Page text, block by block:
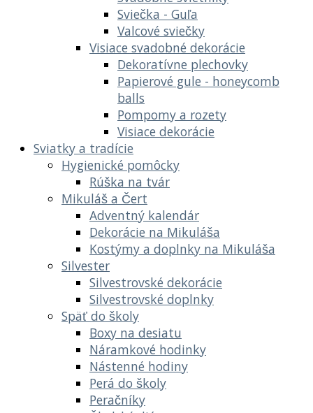
Sviečka - Guľa
Valcové sviečky
Visiace svadobné dekorácie
Dekoratívne plechovky
Papierové gule - honeycomb
balls
Pompomy a rozety
Visiace dekorácie
Sviatky a tradície
Hygienické pomôcky
Rúška na tvár
Mikuláš a Čert
Adventný kalendár
Dekorácie na Mikuláša
Kostýmy a doplnky na Mikuláša
Silvester
Silvestrovské dekorácie
Silvestrovské doplnky
Späť do školy
Boxy na desiatu
Náramkové hodinky
Nástenné hodiny
Perá do školy
Peračníky